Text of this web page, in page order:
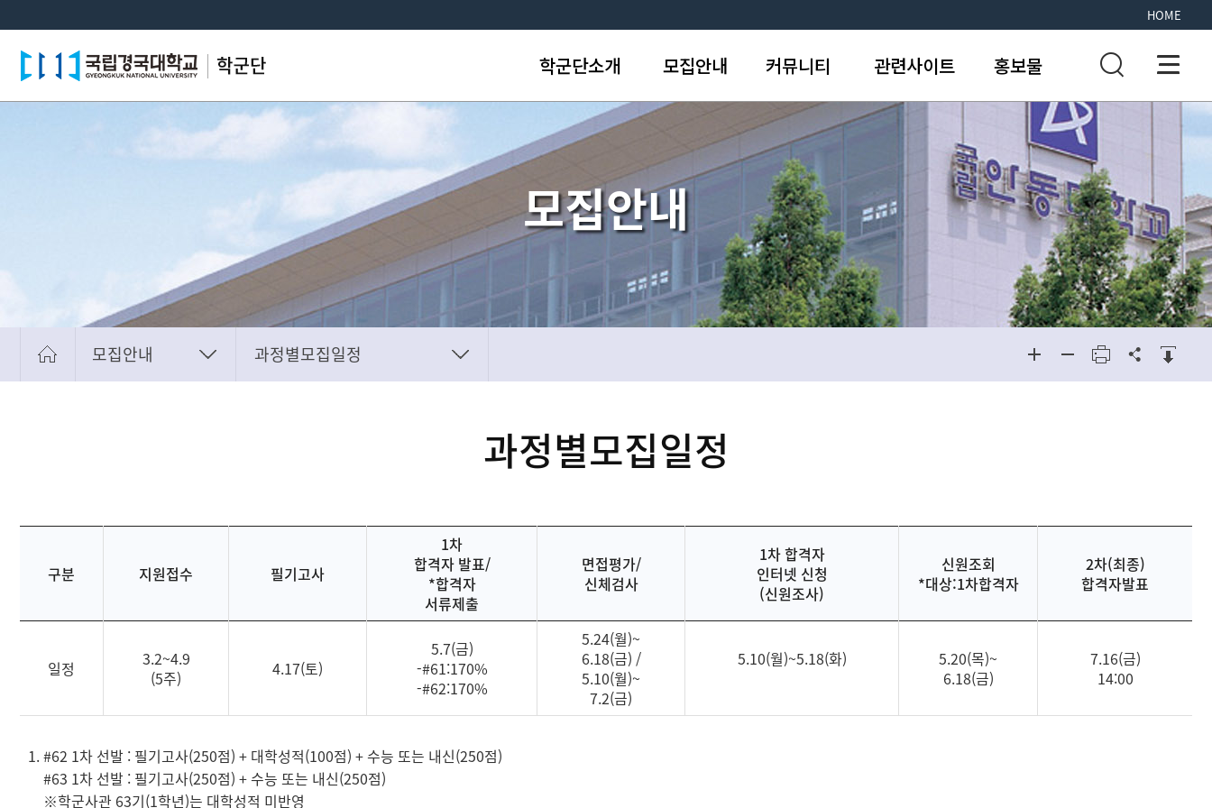
HOME
학군단소개
인사말
ROTC란
지휘근무자(자치근무제)
찾아오시는길
모집안내
과정별모집일정
선발방법
선발요소배점안내
세부선발방법
커뮤니티
공지사항
질문답변
게시판
사진자료실
연병장사용현황
족구장사용현황
관련사이트 홍보물
신청게시판
홍보활동
신청게시판
홍보활동
모집안내
모집안내
홍보물
과정별모집일정
세부선발방법
과정별모집일정
구분 지원접수 필기고사
1차
합격자 발표/
*합격자
서류제출
면접평가/
신체검사
1차 합격자
인터넷 신청
(신원조사)
신원조회
*대상:1차합격자
2차(최종)
합격자발표
일정
3.2~4.9
(5주)
4.17(토)
5.7(금)
-#61:170%
-#62:170%
5.24(월)~
6.18(금) /
5.10(월)~
7.2(금)
5.10(월)~5.18(화)
5.20(목)~
6.18(금)
7.16(금)
14:00
#62 1차 선발 : 필기고사(250점) + 대학성적(100점) + 수능 또는 내신(250점)
#63 1차 선발 : 필기고사(250점) + 수능 또는 내신(250점)
※학군사관 63기(1학년)는 대학성적 미반영